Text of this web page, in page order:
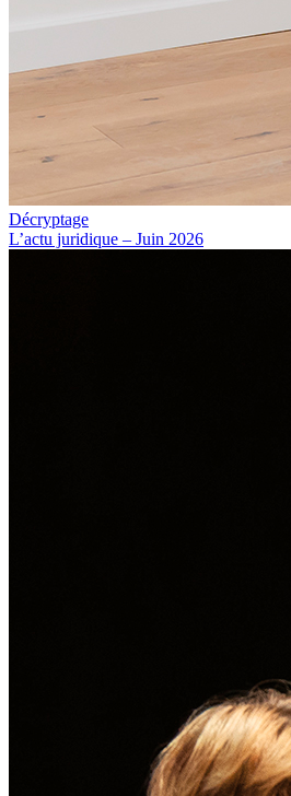
Décryptage
L’actu juridique – Juin 2026